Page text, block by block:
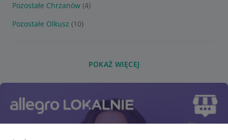
Pozostałe Chrzanów (4)
Pozostałe Olkusz (10)
POKAŻ WIĘCEJ